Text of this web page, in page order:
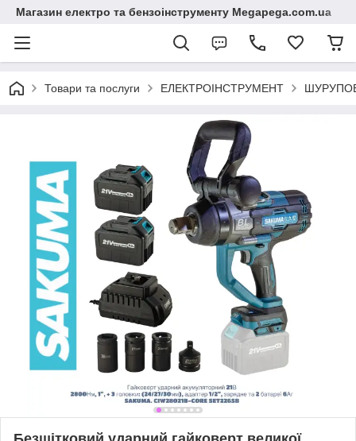
Магазин електро та бензоінструменту Megapega.com.ua
Товари та послуги ЕЛЕКТРОІНСТРУМЕНТ